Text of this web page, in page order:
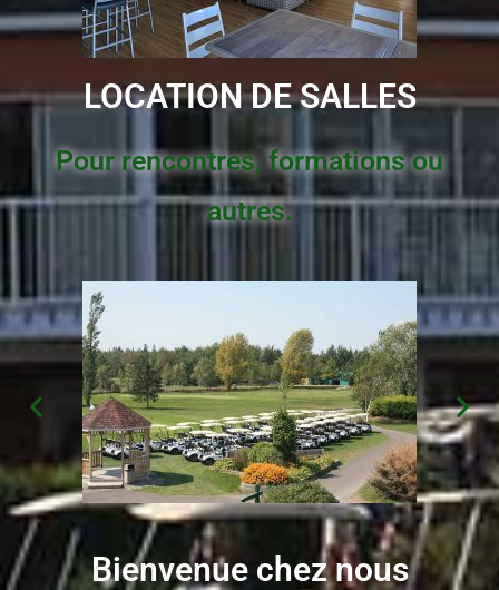
LOCATION DE SALLES
Pour rencontres, formations ou
autres.
Bienvenue chez nous